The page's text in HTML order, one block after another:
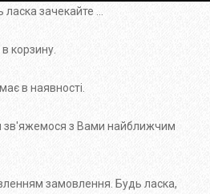
зачекайте ...
корзину.
в наявності.
з Вами найближчим
замовлення. Будь ласка,